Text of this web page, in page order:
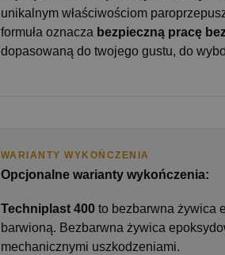
unikalnym właściwościom
formuła oznacza bezpieczną pracę
dopasowaną do twojego gustu, do
WARIANTY WYKOŃCZENIA
Opcjonalne warianty wykończenia:
Techniplast 400to bezbarwna żywica
barwioną. Bezbarwna żywica
mechanicznymi uszkodzeniami.